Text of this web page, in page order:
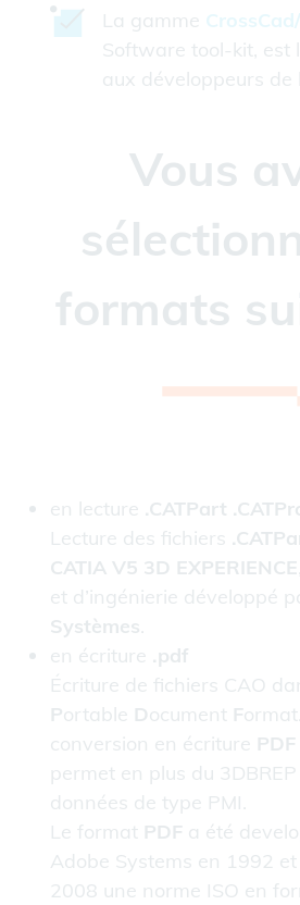
La gamme
Software tool-kit, est
aux développeurs de
Vous
formats
en lecture .CATPart
Lecture des fichiers
CATIA V5 3D EXPERIENCE
et d’ingénierie développé
Systèmes.
en écriture .pdf
Écriture de fichiers CAO
Portable Document F
conversion en écriture PDF
permet en plus du
données de type PMI.
Le format PDF a été
Adobe Systems en 1992
2008 une norme ISO en